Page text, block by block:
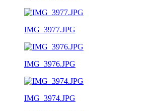
IMG_3977.JPG
IMG_3976.JPG
IMG_3974.JPG